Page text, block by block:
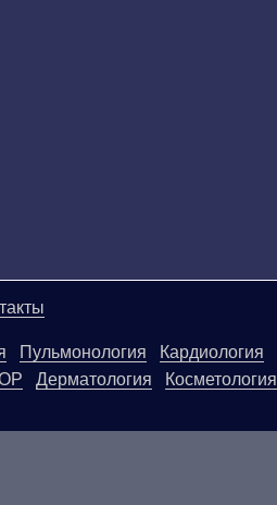
Пульмонология
Кардиология
Дерматология
Косметология